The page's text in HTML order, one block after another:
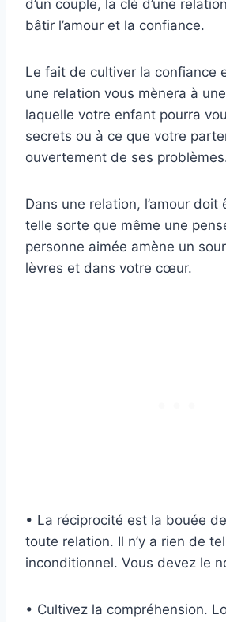
d’un couple, la clé d’une
bâtir l’amour et la confiance.
Le fait de cultiver la confiance
une relation vous mènera à
laquelle votre enfant pourra
secrets ou à ce que votre
ouvertement de ses
Dans une relation, l’amour
telle sorte que même une
personne aimée amène un
lèvres et dans votre cœur.
• La réciprocité est la bouée
toute relation. Il n’y a rien de tel
inconditionnel. Vous devez le
• Cultivez la compréhension.